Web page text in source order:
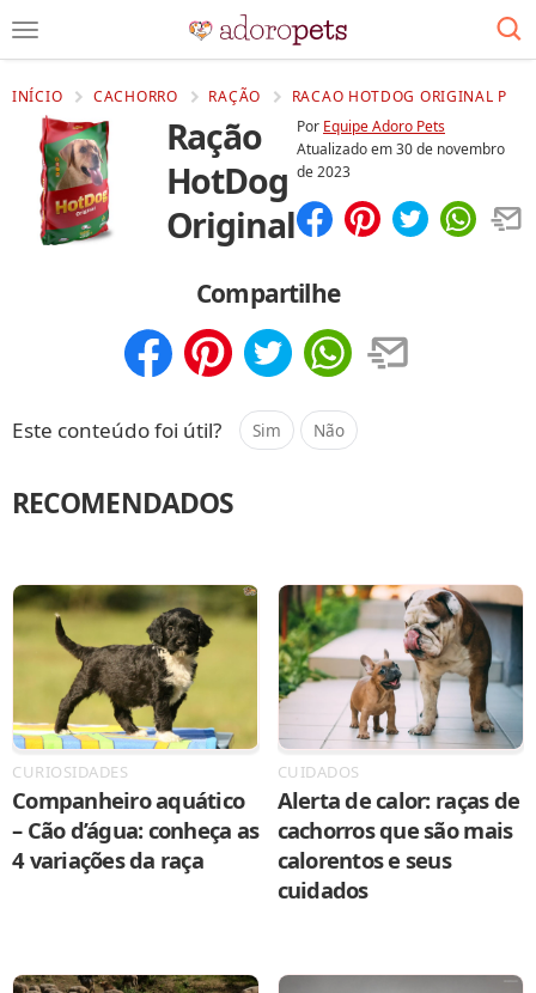
INÍCIO CACHORRO RAÇÃO RACAO HOTDOG ORIGINAL P
Ração
HotDog
Original
Por Equipe Adoro Pets
Atualizado em30 de novembro
de 2023
Compartilhe
Este conteúdo foi útil? Sim Não
RECOMENDADOS
CURIOSIDADES
Companheiro aquático
– Cão d’água: conheça as
4 variações da raça
CUIDADOS
Alerta de calor: raças de
cachorros que são mais
calorentos e seus
cuidados